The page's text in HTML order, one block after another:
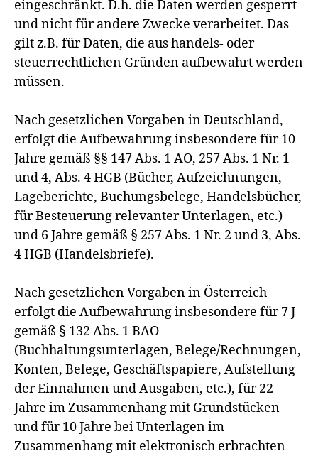
eingeschränkt. D.h. die Daten werden gesperrt
und nicht für andere Zwecke verarbeitet. Das
gilt z.B. für Daten, die aus handels- oder
steuerrechtlichen Gründen aufbewahrt werden
müssen.
Nach gesetzlichen Vorgaben in Deutschland,
erfolgt die Aufbewahrung insbesondere für 10
Jahre gemäß §§ 147 Abs. 1 AO, 257 Abs. 1 Nr. 1
und 4, Abs. 4 HGB (Bücher, Aufzeichnungen,
Lageberichte, Buchungsbelege, Handelsbücher,
für Besteuerung relevanter Unterlagen, etc.)
und 6 Jahre gemäß § 257 Abs. 1 Nr. 2 und 3, Abs.
4 HGB (Handelsbriefe).
Nach gesetzlichen Vorgaben in Österreich
erfolgt die Aufbewahrung insbesondere für 7 J
gemäß § 132 Abs. 1 BAO
(Buchhaltungsunterlagen, Belege/Rechnungen,
Konten, Belege, Geschäftspapiere, Aufstellung
der Einnahmen und Ausgaben, etc.), für 22
Jahre im Zusammenhang mit Grundstücken
und für 10 Jahre bei Unterlagen im
Zusammenhang mit elektronisch erbrachten